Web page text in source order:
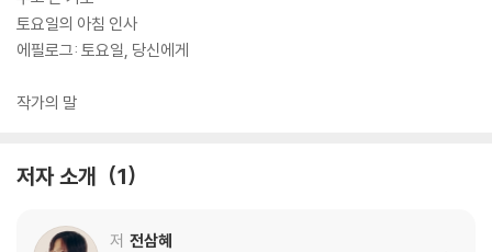
토요일의 아침 인사
에필로그: 토요일, 당신에게
작가의 말
저자 소개 1
저 전삼혜